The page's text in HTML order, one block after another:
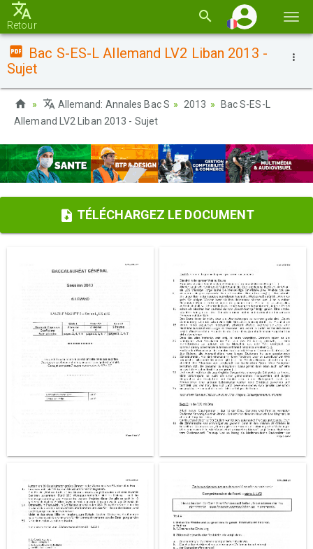
la
Retour
Bac S-ES-L Allemand LV2 Liban 2013 -
Sujet
Allemand: Annales Bac S 2013
Bac S-ES-L
Allemand LV2 Liban 2013 - Sujet
TÉLÉCHARGEZ LE DOCUMENT